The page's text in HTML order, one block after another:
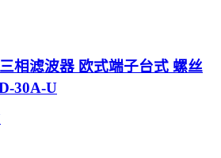
相滤波器 欧式端子台式 螺丝
30A-U